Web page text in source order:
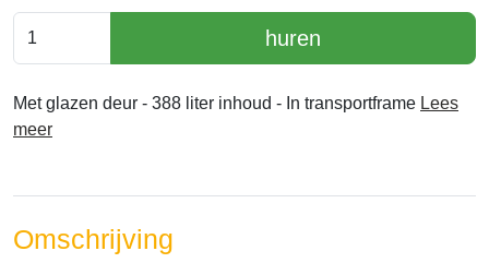
huren
Met glazen deur - 388 liter inhoud - In transportframe Lees
meer
Omschrijving